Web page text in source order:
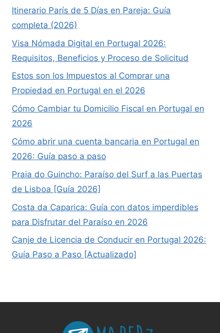
Itinerario París de 5 Días en Pareja: Guía
completa (2026)
Visa Nómada Digital en Portugal 2026:
Requisitos, Beneficios y Proceso de Solicitud
Estos son los Impuestos al Comprar una
Propiedad en Portugal en el 2026
Cómo Cambiar tu Domicilio Fiscal en Portugal en
2026
Cómo abrir una cuenta bancaria en Portugal en
2026: Guía paso a paso
Praia do Guincho: Paraíso del Surf a las Puertas
de Lisboa [Guía 2026]
Costa da Caparica: Guía con datos imperdibles
para Disfrutar del Paraíso en 2026
Canje de Licencia de Conducir en Portugal 2026:
Guía Paso a Paso [Actualizado]